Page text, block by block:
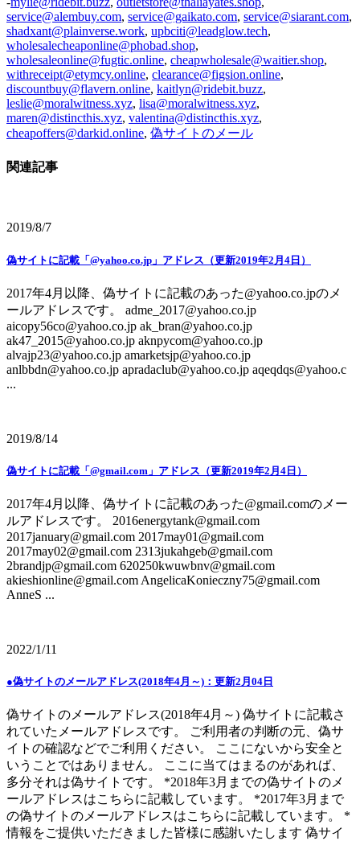
service@alembuy.com, service@gaikato.com, service@siarant.com,
shadxant@plainverse.work, upbciti@leadglow.tech,
wholesalecheaponline@phobad.shop,
wholesaleonline@fugtic.online, cheapwholesale@waitier.shop,
withreceipt@etymcy.online, clearance@figsion.online,
discountbuy@flavern.online, kaitlyn@ridebit.buzz,
leslie@moralwitness.xyz, lisa@moralwitness.xyz,
maren@distincthis.xyz, valentina@distincthis.xyz,
cheapoffers@darkid.online, 偽サイトのメール
関連記事
2019/8/7
偽サイトに記載「@yahoo.co.jp」アドレス（更新2019年2月4日）
2017年4月以降、偽サイトに記載のあった@yahoo.co.jpのメ
ールアドレスです。 adme_2017@yahoo.co.jp
aicopy56co@yahoo.co.jp ak_bran@yahoo.co.jp
ak47_2015@yahoo.co.jp aknpycom@yahoo.co.jp
alvajp23@yahoo.co.jp amarketsjp@yahoo.co.jp
anlbbdn@yahoo.co.jp apradaclub@yahoo.co.jp aqeqdqs@yahoo.c
...
2019/8/14
偽サイトに記載「@gmail.com」アドレス（更新2019年2月4日）
2017年4月以降、偽サイトに記載のあった@gmail.comのメー
ルアドレスです。 2016energytank@gmail.com
2017january@gmail.com 2017may01@gmail.com
2017may02@gmail.com 2313jukahgeb@gmail.com
2brandjp@gmail.com 620250kwuwbnv@gmail.com
akieshionline@gmail.com AngelicaKonieczny75@gmail.com
AnneS ...
2022/1/11
●偽サイトのメールアドレス(2018年4月～)：更新2月04日
偽サイトのメールアドレス(2018年4月～) 偽サイトに記載さ
れていたメールアドレスです。 ご利用者の判断の元、偽サ
イトの確認などでご利用ください。 ここにないから安全と
いうことではありません。 ここに当てはまるのがあれば、
多分それは偽サイトです。 *2018年3月までの偽サイトのメ
ールアドレスはこちらに記載しています。 *2017年3月まで
の偽サイトのメールアドレスはこちらに記載しています。 *
情報をご提供いただきました皆様に感謝いたします 偽サイ